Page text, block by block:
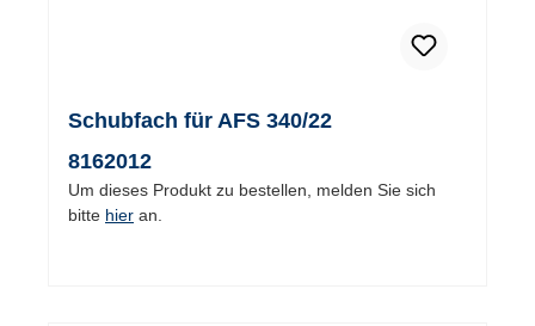
Schubfach für AFS 340/22
8162012
Um dieses Produkt zu bestellen, melden Sie sich
bitte hier an.